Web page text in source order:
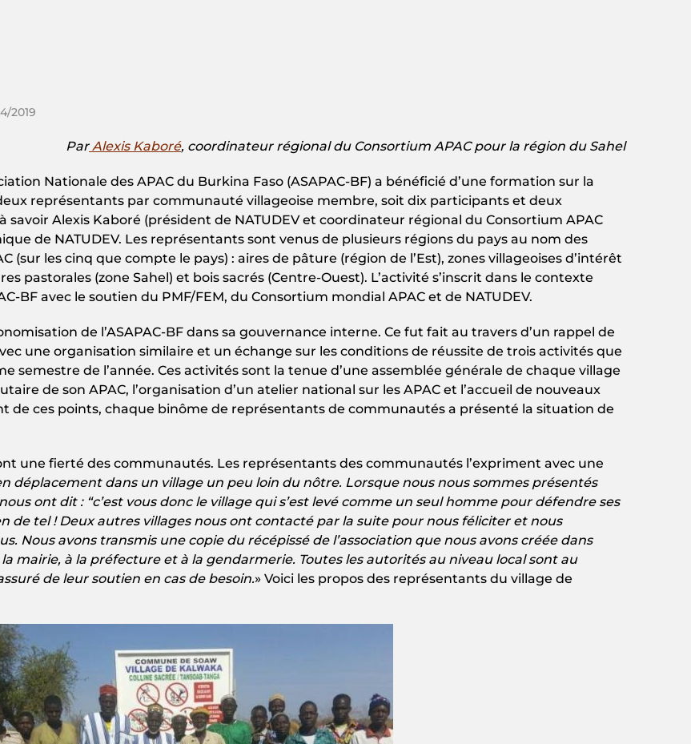
2019
ParAlexis Kaboré, coordinateur régional du Consortium APAC pour la région du Sahel
Nationale des APAC du Burkina Faso (ASAPAC-BF) a bénéficié d’une formation sur la
représentants par communauté villageoise membre, soit dix participants et deux
savoir Alexis Kaboré (président de NATUDEV et coordinateur régional du Consortium APAC
de NATUDEV. Les représentants sont venus de plusieurs régions du pays au nom des
(sur les cinq que compte le pays) : aires de pâture (région de l’Est), zones villageoises d’intérêt
pastorales (zone Sahel) et bois sacrés (Centre-Ouest). L’activité s’inscrit dans le contexte
BF avec le soutien du PMF/FEM, du Consortium mondial APAC et de NATUDEV.
de l’ASAPAC-BF dans sa gouvernance interne. Ce fut fait au travers d’un rappel de
une organisation similaire et un échange sur les conditions de réussite de trois activités que
semestre de l’année. Ces activités sont la tenue d’une assemblée générale de chaque village
de son APAC, l’organisation d’un atelier national sur les APAC et l’accueil de nouveaux
de ces points, chaque binôme de représentants de communautés a présenté la situation de
une fierté des communautés. Les représentants des communautés l’expriment avec une
déplacement dans un village un peu loin du nôtre. Lorsque nous nous sommes présentés
ont dit : “c’est vous donc le village qui s’est levé comme un seul homme pour défendre ses
de tel ! Deux autres villages nous ont contacté par la suite pour nous féliciter et nous
Nous avons transmis une copie du récépissé de l’association que nous avons créée dans
mairie, à la préfecture et à la gendarmerie. Toutes les autorités au niveau local sont au
de leur soutien en cas de besoin.» Voici les propos des représentants du village de